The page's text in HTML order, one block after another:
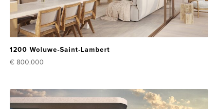
1200 Woluwe-Saint-Lambert
€ 800.000